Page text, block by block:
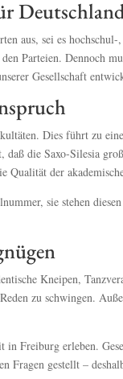
aus, sei es
Parteien. Dennoch
Gesellschaft
Dies führt zu
daß die Saxo-Silesia
Qualität der
sie stehen
Kneipen,
zu schwingen.
Freiburg erleben.
Fragen gestellt –